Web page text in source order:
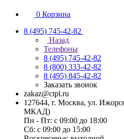
0 Корзина
8 (495) 745-42-82
Назад
Телефоны
8 (495) 745-42-82
8 (800) 333-42-82
8 (495) 845-42-82
Заказать звонок
zakaz@ctpl.ru
127644, г. Москва, ул.
МКАД)
Пн - Пт: с 09:00 до 18:00
Сб: с 09:00 до 15:00